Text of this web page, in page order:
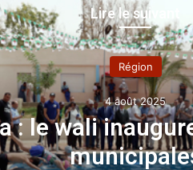
Lire le suivant
Mostaganem :